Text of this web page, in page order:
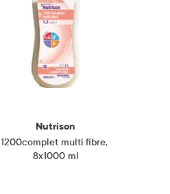
Nutrison
1200complet multi fibre,
8x1000 ml